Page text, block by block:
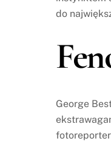
do
George